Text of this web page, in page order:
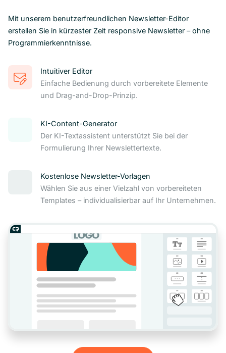
Mit unserem benutzerfreundlichen Newsletter-Editor
erstellen Sie in kürzester Zeit responsive Newsletter – ohne
Programmierkenntnisse.
Intuitiver Editor
Einfache Bedienung durch vorbereitete Elemente
und Drag-and-Drop-Prinzip.
KI-Content-Generator
Der KI-Textassistent unterstützt Sie bei der
Formulierung Ihrer Newslettertexte.
Kostenlose Newsletter-Vorlagen
Wählen Sie aus einer Vielzahl von vorbereiteten
Templates – individualisierbar auf Ihr Unternehmen.